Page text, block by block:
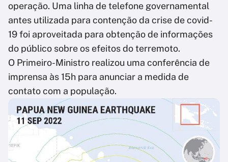
operação. Uma linha de telefone governamental
antes utilizada para contenção da crise de covid-
19 foi aproveitada para obtenção de informações
do público sobre os efeitos do terremoto.
O Primeiro-Ministro realizou uma conferência de
imprensa às 15h para anunciar a medida de
contato com a população.